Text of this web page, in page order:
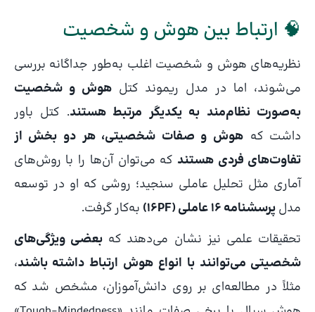
🧠 ارتباط بین هوش و شخصیت
نظریه‌های هوش و شخصیت اغلب به‌طور جداگانه بررسی
می‌شوند، اما در مدل ریموند کتلهوش و شخصیت
به‌صورت نظام‌مند به یکدیگر مرتبط هستند. کتل باور
داشت که هوش و صفات شخصیتی، هر دو بخش از
تفاوت‌های فردی هستند که می‌توان آن‌ها را با روش‌های
آماری مثل تحلیل عاملی سنجید؛ روشی که او در توسعه
مدلپرسشنامه 16 عاملی (16PF)
به‌کار گرفت.
تحقیقات علمی نیز نشان می‌دهند کهبعضی ویژگی‌های
شخصیتی می‌توانند با انواع هوش ارتباط داشته باشند،
مثلاً در مطالعه‌ای بر روی دانش‌آموزان، مشخص شد که